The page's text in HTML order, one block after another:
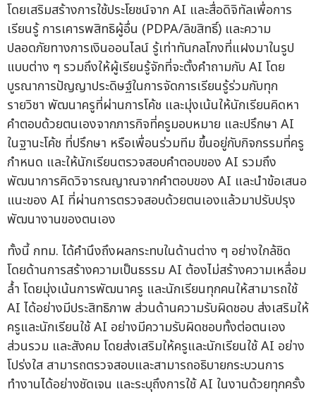
โดยเสริมสร้างการใช้ประโยชน์จาก AI และสื่อดิจิทัลเพื่อการ
เรียนรู้ การเคารพสิทธิผู้อื่น (PDPA/ลิขสิทธิ์) และความ
ปลอดภัยทางการเงินออนไลน์ รู้เท่าทันกลโกงที่แฝงมาในรูป
แบบต่าง ๆ รวมถึงให้ผู้เรียนรู้จักที่จะตั้งคำถามกับ AI โดย
บูรณาการปัญญาประดิษฐ์ในการจัดการเรียนรู้ร่วมกับทุก
รายวิชา พัฒนาครูที่ผ่านการโค้ช และมุ่งเน้นให้นักเรียนคิดหา
คำตอบด้วยตนเองจากภารกิจที่ครูมอบหมาย และปรึกษา AI
ในฐานะโค้ช ที่ปรึกษา หรือเพื่อนร่วมทีม ขึ้นอยู่กับกิจกรรมที่ครู
กำหนด และให้นักเรียนตรวจสอบคำตอบของ AI รวมถึง
พัฒนาการคิดวิจารณญาณจากคำตอบของ AI และนำข้อเสนอ
แนะของ AI ที่ผ่านการตรวจสอบด้วยตนเองแล้วมาปรับปรุง
พัฒนางานของตนเอง
ทั้งนี้ กทม. ได้คำนึงถึงผลกระทบในด้านต่าง ๆ อย่างใกล้ชิด
โดยด้านการสร้างความเป็นธรรม AI ต้องไม่สร้างความเหลื่อม
ล้ำ โดยมุ่งเน้นการพัฒนาครู และนักเรียนทุกคนให้สามารถใช้
AI ได้อย่างมีประสิทธิภาพ ส่วนด้านความรับผิดชอบ ส่งเสริมให้
ครูและนักเรียนใช้ AI อย่างมีความรับผิดชอบทั้งต่อตนเอง
ส่วนรวม และสังคม โดยส่งเสริมให้ครูและนักเรียนใช้ AI อย่าง
โปร่งใส สามารถตรวจสอบและสามารถอธิบายกระบวนการ
ทำงานได้อย่างชัดเจน และระบุถึงการใช้ AI ในงานด้วยทุกครั้ง